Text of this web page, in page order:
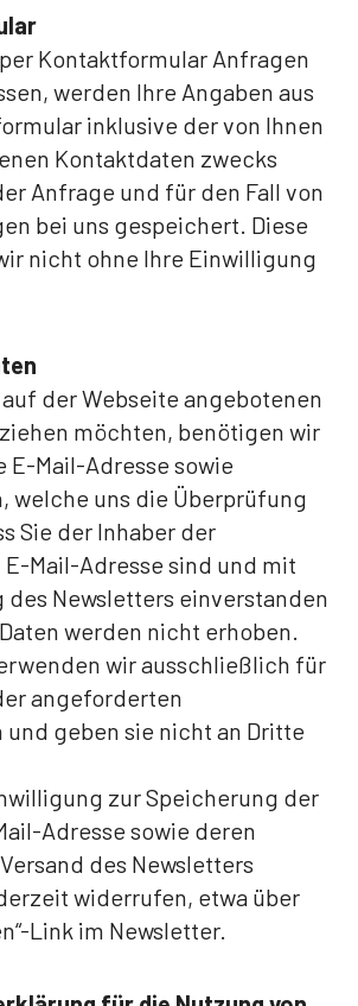
Kontaktformular Anfragen
werden Ihre Angaben aus
inklusive der von Ihnen
Kontaktdaten zwecks
Anfrage und für den Fall von
bei uns gespeichert. Diese
nicht ohne Ihre Einwilligung
der Webseite angebotenen
möchten, benötigen wir
E-Mail-Adresse sowie
welche uns die Überprüfung
Sie der Inhaber der
Mail-Adresse sind und mit
des Newsletters einverstanden
werden nicht erhoben.
wir ausschließlich für
angeforderten
geben sie nicht an Dritte
zur Speicherung der
Adresse sowie deren
des Newsletters
widerrufen, etwa über
Link im Newsletter.